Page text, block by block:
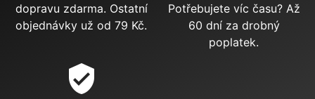
dopravu zdarma. Ostatní
objednávky už od 79 Kč.
Potřebujete víc času? Až
60 dní za drobný
poplatek.
verified_user